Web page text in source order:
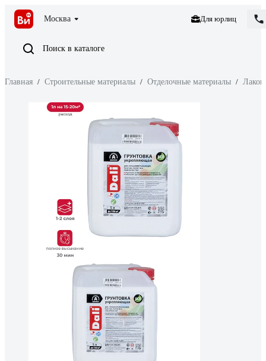
Москва Для юрлиц
Поиск в каталоге
Главная / Строительные материалы / Отделочные материалы /